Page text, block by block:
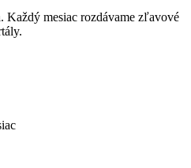
Každý mesiac rozdávame zľavové